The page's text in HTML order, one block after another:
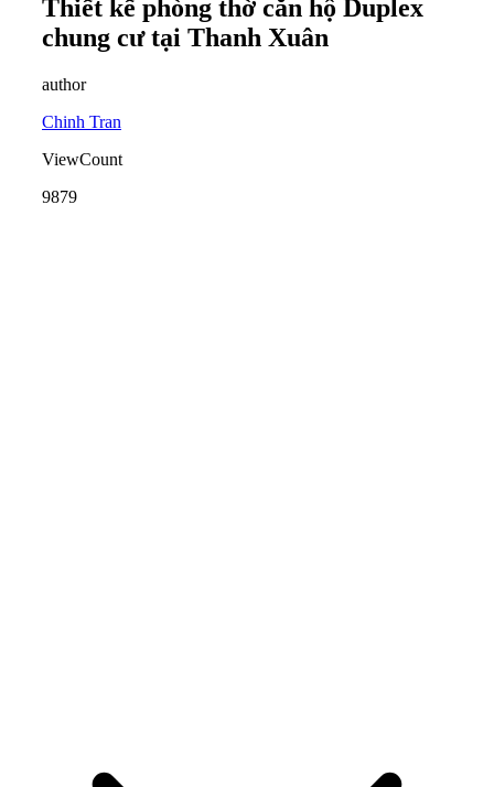
Thiết kế phòng thờ căn hộ Duplex
chung cư tại Thanh Xuân
author
Chinh Tran
ViewCount
9879